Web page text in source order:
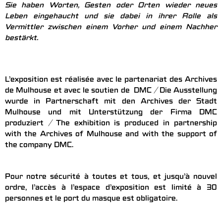
Sie haben Worten, Gesten oder Orten wieder neues
Leben eingehaucht und sie dabei in ihrer Rolle als
Vermittler zwischen einem Vorher und einem Nachher
bestärkt.
L’exposition est réalisée avec le partenariat des Archives
de Mulhouse et avec le soutien de DMC / Die Ausstellung
wurde in Partnerschaft mit den Archives der Stadt
Mulhouse und mit Unterstützung der Firma DMC
produziert / The exhibition is produced in partnership
with the Archives of Mulhouse and with the support of
the company DMC.
Pour notre sécurité à toutes et tous, et jusqu’à nouvel
ordre, l’accès à l’espace d’exposition est limité à 30
personnes et le port du masque est obligatoire.